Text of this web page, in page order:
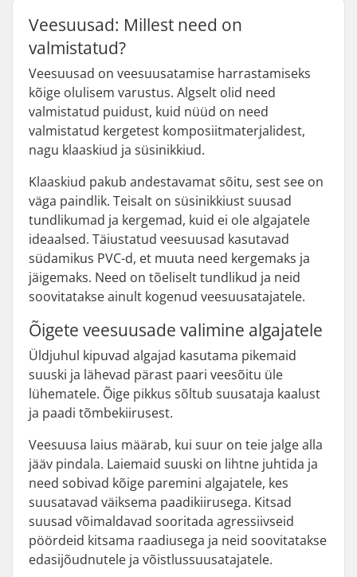
Veesuusad: Millest need on
valmistatud?
Veesuusad on veesuusatamise harrastamiseks
kõige olulisem varustus. Algselt olid need
valmistatud puidust, kuid nüüd on need
valmistatud kergetest komposiitmaterjalidest,
nagu klaaskiud ja süsinikkiud.
Klaaskiud pakub andestavamat sõitu, sest see on
väga paindlik. Teisalt on süsinikkiust suusad
tundlikumad ja kergemad, kuid ei ole algajatele
ideaalsed. Täiustatud veesuusad kasutavad
südamikus PVC-d, et muuta need kergemaks ja
jäigemaks. Need on tõeliselt tundlikud ja neid
soovitatakse ainult kogenud veesuusatajatele.
Õigete veesuusade valimine algajatele
Üldjuhul kipuvad algajad kasutama pikemaid
suuski ja lähevad pärast paari veesõitu üle
lühematele. Õige pikkus sõltub suusataja kaalust
ja paadi tõmbekiirusest.
Veesuusa laius määrab, kui suur on teie jalge alla
jääv pindala. Laiemaid suuski on lihtne juhtida ja
need sobivad kõige paremini algajatele, kes
suusatavad väiksema paadikiirusega. Kitsad
suusad võimaldavad sooritada agressiivseid
pöördeid kitsama raadiusega ja neid soovitatakse
edasijõudnutele ja võistlussuusatajatele.